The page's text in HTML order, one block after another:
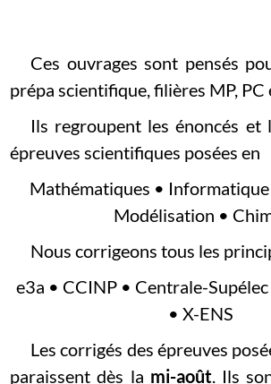
Ces ouvrages sont pensés
prépa scientifique, filières MP, PC
Ils regroupent les énoncés et
épreuves scientifiques posées en
Mathématiques •
Modélisation •
Nous corrigeons tous les
e3a • CCINP • Centrale-
• X-ENS
Les corrigés des épreuves
paraissent dès la mi-août. Ils